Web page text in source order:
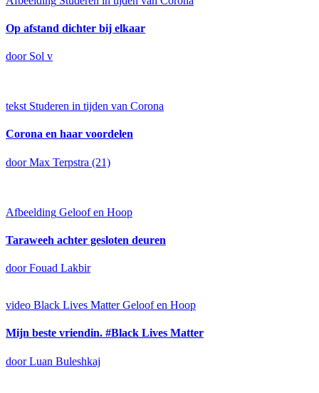
Op afstand dichter bij elkaar
door Sol v
tekst Studeren in tijden van Corona
Corona en haar voordelen
door Max Terpstra (21)
Afbeelding Geloof en Hoop
Taraweeh achter gesloten deuren
door Fouad Lakbir
video Black Lives Matter Geloof en Hoop
Mijn beste vriendin. #Black Lives Matter
door Luan Buleshkaj